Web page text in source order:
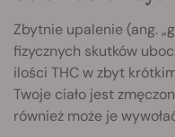
Zbytnie upalenie (ang.
fizycznych skutków
ilości THC w zbyt
Twoje ciało jest
również może je